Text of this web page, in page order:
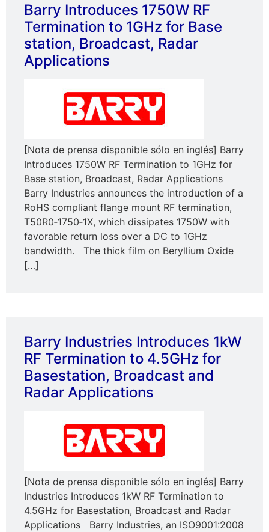
Barry Introduces 1750W RF
Termination to 1GHz for Base
station, Broadcast, Radar
Applications
[Nota de prensa disponible sólo en inglés] Barry
Introduces 1750W RF Termination to 1GHz for
Base station, Broadcast, Radar Applications
Barry Industries announces the introduction of a
RoHS compliant flange mount RF termination,
T50R0‐1750‐1X, which dissipates 1750W with
favorable return loss over a DC to 1GHz
bandwidth. The thick film on Beryllium Oxide
[…]
Barry Industries Introduces 1kW
RF Termination to 4.5GHz for
Basestation, Broadcast and
Radar Applications
[Nota de prensa disponible sólo en inglés] Barry
Industries Introduces 1kW RF Termination to
4.5GHz for Basestation, Broadcast and Radar
Applications Barry Industries, an ISO9001:2008